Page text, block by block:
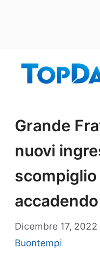
Grande
nuovi
scompiglio
accadendo
Dicembre 17, 2022
Buontempi